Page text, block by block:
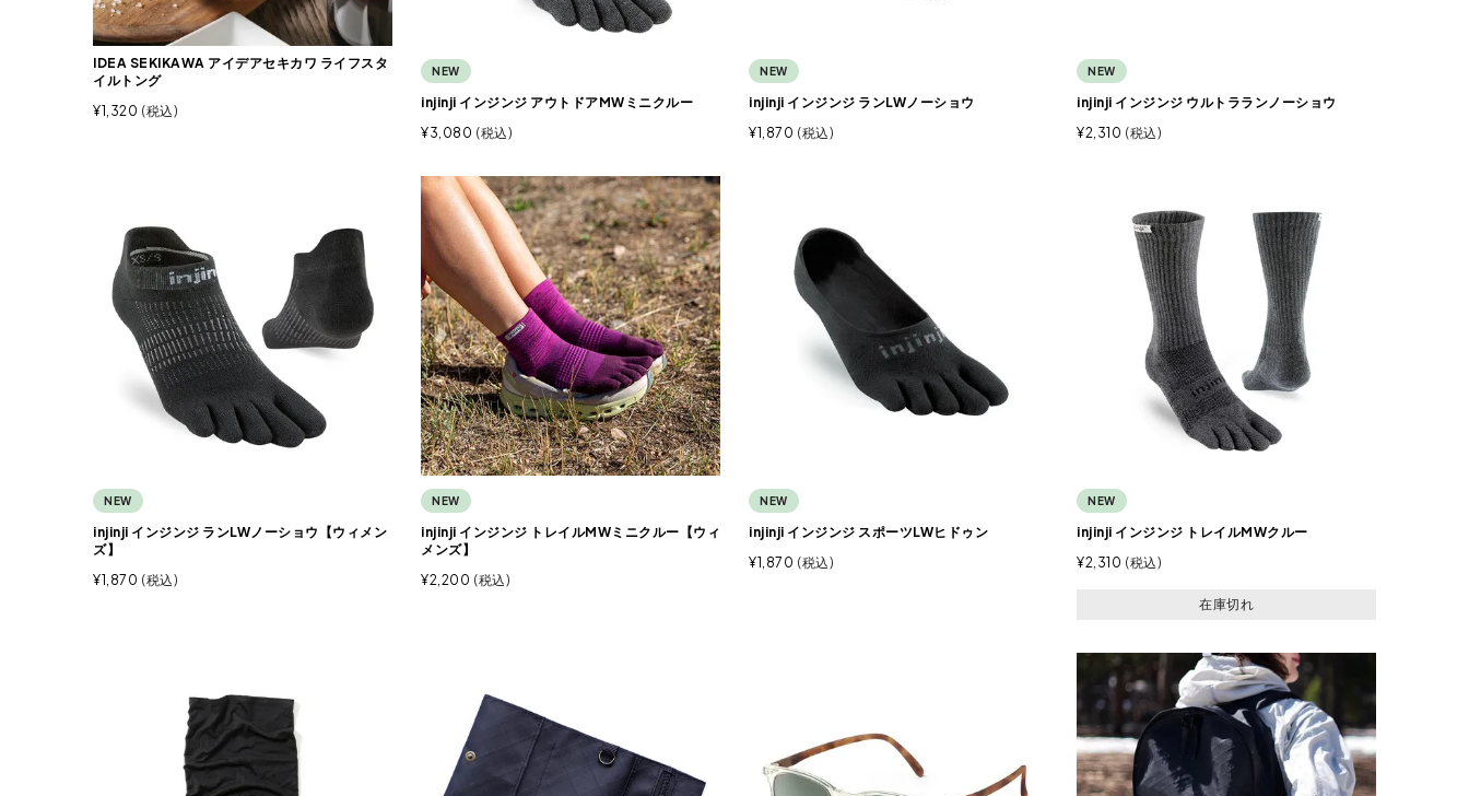
IDEA SEKIKAWA アイデアセキカワ ライフスタ
イルトング
¥1,320 税込
NEW
injinji インジンジ アウトドアMWミニクルー
¥3,080 税込
NEW
injinji インジンジ ランLWノーショウ
¥1,870 税込
NEW
injinji インジンジ ウルトラランノーショウ
¥2,310 税込
NEW
injinji インジンジ ランLWノーショウ【ウィメン
ズ】
¥1,870 税込
NEW
injinji インジンジ トレイルMWミニクルー【ウィ
メンズ】
¥2,200 税込
NEW
injinji インジンジ スポーツLWヒドゥン
¥1,870 税込
NEW
injinji インジンジ トレイルMWクルー
¥2,310 税込
在庫切れ